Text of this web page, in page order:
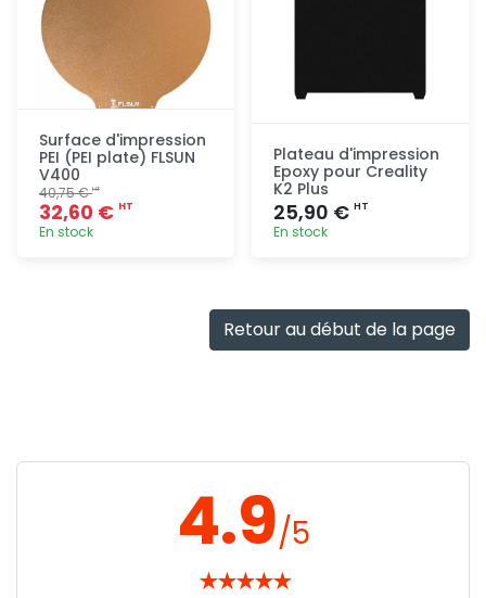
Surface d'impression
PEI (PEI plate) FLSUN
V400
40,75 €HT
32,60 € HT
En stock
Plateau d'impression
Epoxy pour Creality
K2 Plus
25,90 € HT
En stock
Retour au début de la page
4.9/5
★★★★★